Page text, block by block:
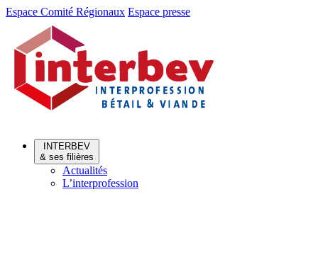
Aller
Aller
contenu
Espace Comité Régionaux Espace presse
INTERBEV
& ses filières
Actualités
L’interprofession